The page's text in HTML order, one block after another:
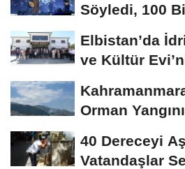
Söyledi, 100
Elbistan’da
ve Kültür
Orman
40 Dereceyi
Vatandaşlar